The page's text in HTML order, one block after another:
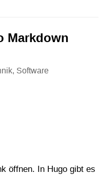
Markdown
Software
öffnen. In Hugo gibt es